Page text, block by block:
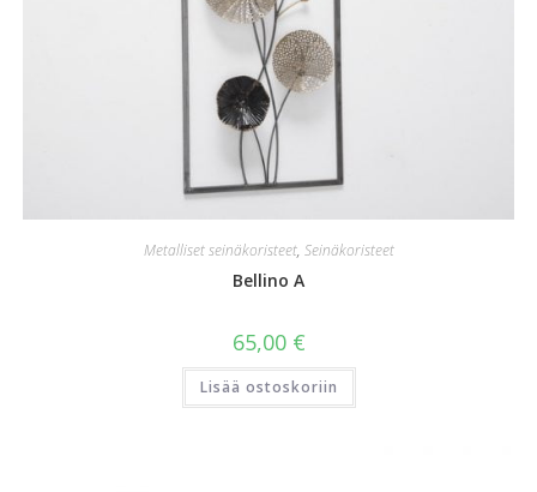
Metalliset seinäkoristeet, Seinäkoristeet
Bellino A
65,00 €
Lisää ostoskoriin